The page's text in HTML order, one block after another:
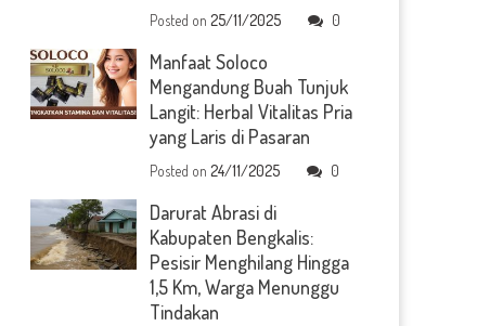
Posted on25/11/2025 0
Manfaat Soloco
Mengandung Buah Tunjuk
Langit: Herbal Vitalitas Pria
yang Laris di Pasaran
Posted on24/11/2025 0
Darurat Abrasi di
Kabupaten Bengkalis:
Pesisir Menghilang Hingga
1,5 Km, Warga Menunggu
Tindakan